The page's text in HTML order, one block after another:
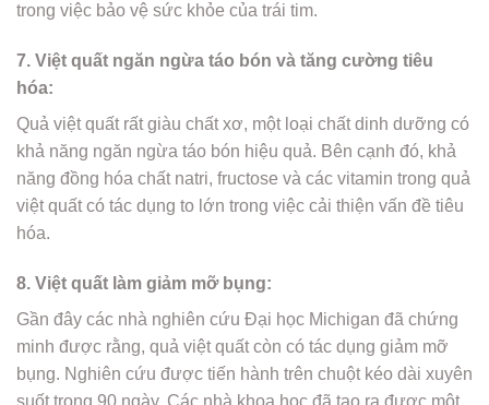
trong việc bảo vệ sức khỏe của trái tim.
7. Việt quất ngăn ngừa táo bón và tăng cường tiêu
hóa:
Quả việt quất rất giàu chất xơ, một loại chất dinh dưỡng có
khả năng ngăn ngừa táo bón hiệu quả. Bên cạnh đó, khả
năng đồng hóa chất natri, fructose và các vitamin trong quả
việt quất có tác dụng to lớn trong việc cải thiện vấn đề tiêu
hóa.
8. Việt quất làm giảm mỡ bụng:
Gần đây các nhà nghiên cứu Đại học Michigan đã chứng
minh được rằng, quả việt quất còn có tác dụng giảm mỡ
bụng. Nghiên cứu được tiến hành trên chuột kéo dài xuyên
suốt trong 90 ngày. Các nhà khoa học đã tạo ra được một